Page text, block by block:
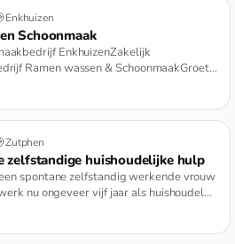
Enkhuizen
Schoonmaak
EnkhuizenZakelijk
Ramen wassen & SchoonmaakGroet
Zutphen
zelfstandige huishoudelijke hulp
spontane zelfstandig werkende vrouw
nu ongeveer vijf jaar als huishoudelijk